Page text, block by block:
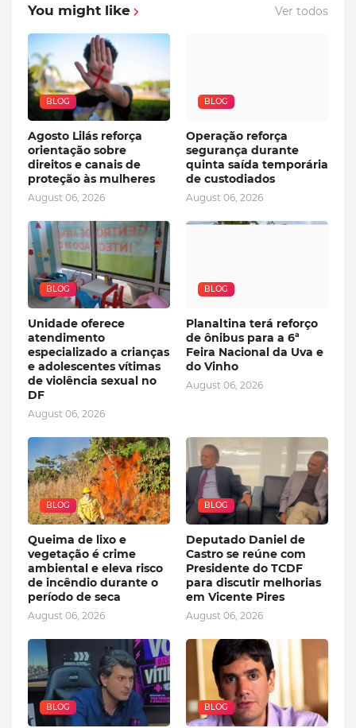
You might like Ver todos
BLOG
Agosto Lilás reforça
orientação sobre
direitos e canais de
proteção às mulheres
August 06, 2026
BLOG
Operação reforça
segurança durante
quinta saída temporária
de custodiados
August 06, 2026
BLOG
Unidade oferece
atendimento
especializado a crianças
e adolescentes vítimas
de violência sexual no
DF
August 06, 2026
BLOG
Planaltina terá reforço
de ônibus para a 6ª
Feira Nacional da Uva e
do Vinho
August 06, 2026
BLOG
Queima de lixo e
vegetação é crime
ambiental e eleva risco
de incêndio durante o
período de seca
August 06, 2026
BLOG
Deputado Daniel de
Castro se reúne com
Presidente do TCDF
para discutir melhorias
em Vicente Pires
August 06, 2026
BLOG BLOG